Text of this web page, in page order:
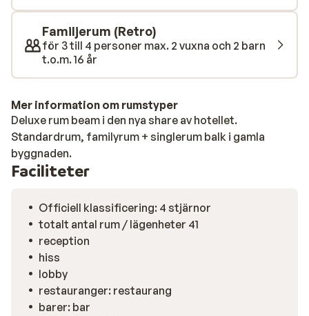
sexrätters middag. Oavsett om du vill vara först ut i
bergen, erbjuder Dorfhotel Kaltenhauser en komplett
alpupplevelse – utan att du behöver tänka på något alls.
Familjerum (Retro)
för 3 till 4 personer max. 2 vuxna och 2 barn
t.o.m. 16 år
Mer information om rumstyper
Deluxe rum beam i den nya share av hotellet.
Standardrum, familyrum + singlerum balk i gamla
byggnaden.
Faciliteter
Officiell klassificering: 4 stjärnor
totalt antal rum / lägenheter 41
reception
hiss
lobby
restauranger: restaurang
barer: bar